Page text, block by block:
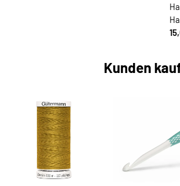
Kunden